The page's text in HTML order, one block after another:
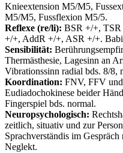
Knieextension M5/M5,
M5/M5, Fussflexion M5/5.
Reflexe (re/li): BSR +/+, TSR
+/+, AddR +/+, ASR +/+.
Sensibilität:
Thermästhesie, Lagesinn an
Vibrationssinn radial bds. 8/8,
Koordination: FNV, FFV
Eudiadochokinese beider
Fingerspiel bds. normal.
Neuropsychologisch:
zeitlich, situativ und zur
Sprachverständis im
Neglekt.